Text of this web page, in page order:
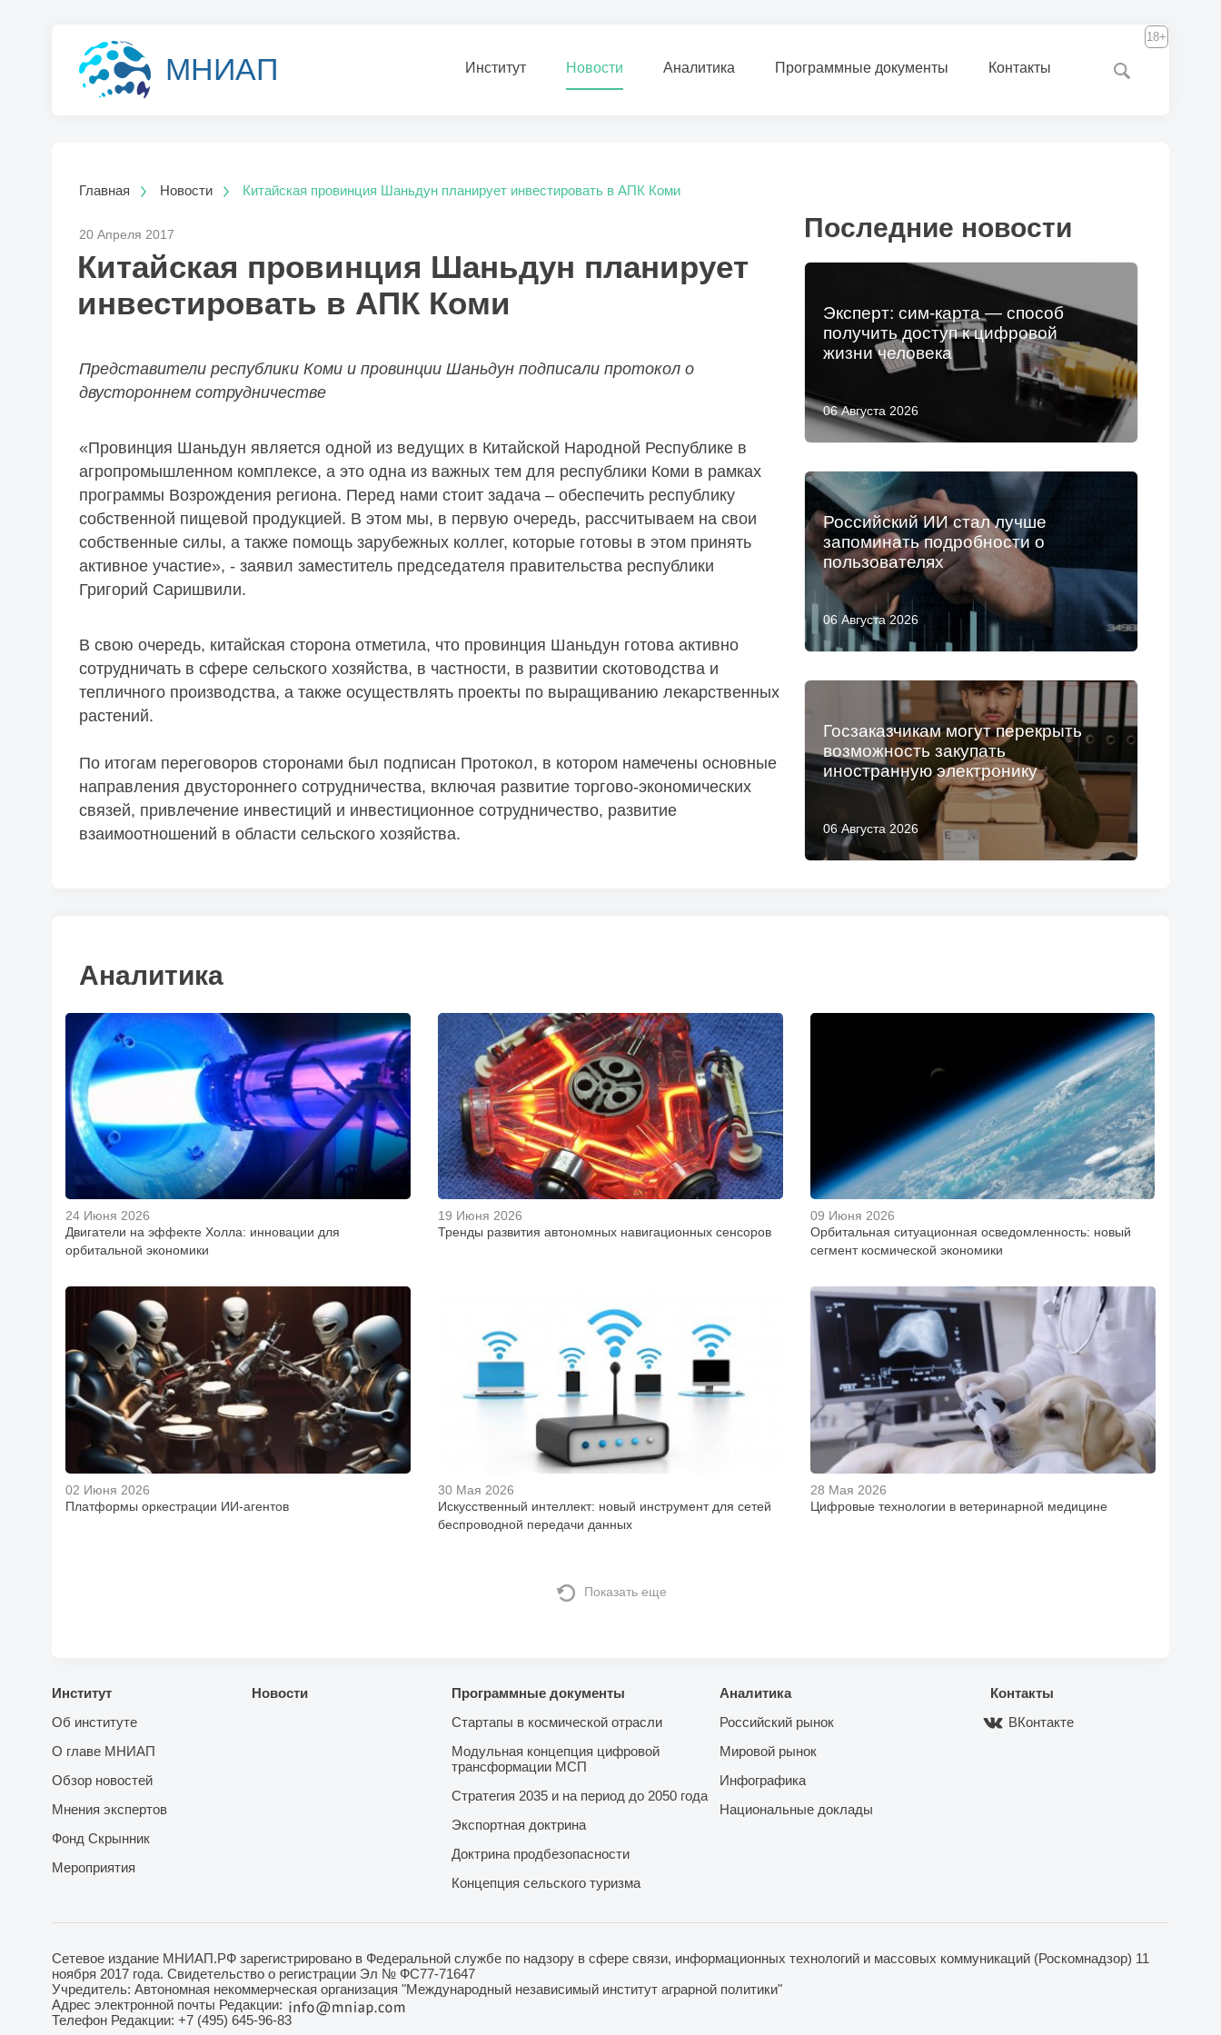
МНИАП Институт Новости Аналитика Программные документы Контакты
18+
Главная Новости Китайская провинция Шаньдун планирует инвестировать в АПК Коми
20 Апреля 2017
Китайская провинция Шаньдун планирует
инвестировать в АПК Коми
Представители республики Коми и провинции Шаньдун подписали протокол о
двустороннем сотрудничестве
«Провинция Шаньдун является одной из ведущих в Китайской Народной Республике в
агропромышленном комплексе, а это одна из важных тем для республики Коми в рамках
программы Возрождения региона. Перед нами стоит задача – обеспечить республику
собственной пищевой продукцией. В этом мы, в первую очередь, рассчитываем на свои
собственные силы, а также помощь зарубежных коллег, которые готовы в этом принять
активное участие», - заявил заместитель председателя правительства республики
Григорий Саришвили.
В свою очередь, китайская сторона отметила, что провинция Шаньдун готова активно
сотрудничать в сфере сельского хозяйства, в частности, в развитии скотоводства и
тепличного производства, а также осуществлять проекты по выращиванию лекарственных
растений.
По итогам переговоров сторонами был подписан Протокол, в котором намечены основные
направления двустороннего сотрудничества, включая развитие торгово-экономических
связей, привлечение инвестиций и инвестиционное сотрудничество, развитие
взаимоотношений в области сельского хозяйства.
Последние новости
06 Августа 2026
Эксперт: сим-карта — способ
получить доступ к цифровой
жизни человека
06 Августа 2026
Российский ИИ стал лучше
запоминать подробности о
пользователях
06 Августа 2026
Госзаказчикам могут перекрыть
возможность закупать
иностранную электронику
Аналитика
24 Июня 2026
Двигатели на эффекте Холла: инновации для
орбитальной экономики
19 Июня 2026
Тренды развития автономных навигационных сенсоров
09 Июня 2026
Орбитальная ситуационная осведомленность: новый
сегмент космической экономики
02 Июня 2026
Платформы оркестрации ИИ-агентов
30 Мая 2026
Искусственный интеллект: новый инструмент для сетей
беспроводной передачи данных
28 Мая 2026
Цифровые технологии в ветеринарной медицине
Показать еще
Институт
Об институте
О главе МНИАП
Обзор новостей
Мнения экспертов
Фонд Скрынник
Мероприятия
Новости
Программные документы
Стартапы в космической отрасли
Модульная концепция цифровой
трансформации МСП
Стратегия 2035 и на период до 2050 года
Экспортная доктрина
Доктрина продбезопасности
Концепция сельского туризма
Аналитика
Российский рынок
Мировой рынок
Инфографика
Национальные доклады
Контакты
ВКонтакте
Сетевое издание МНИАП.РФ зарегистрировано в Федеральной службе по надзору в сфере связи, информационных технологий и массовых коммуникаций (Роскомнадзор) 11
ноября 2017 года. Свидетельство о регистрации Эл № ФС77-71647
Учредитель: Автономная некоммерческая организация "Международный независимый институт аграрной политики"
Адрес электронной почты Редакции:
Телефон Редакции: +7 (495) 645-96-83